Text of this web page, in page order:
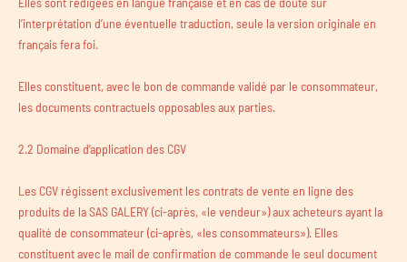
l’interprétation d’une éventuelle traduction, seule la version originale en
français fera foi.
Elles constituent, avec le bon de commande validé par le consommateur,
les documents contractuels opposables aux parties.
2.2 Domaine d’application des CGV
Les CGV régissent exclusivement les contrats de vente en ligne des
produits de la SAS GALERY (ci-après, «le vendeur») aux acheteurs ayant la
qualité de consommateur (ci-après, «les consommateurs»). Elles
constituent avec le mail de confirmation de commande le seul document